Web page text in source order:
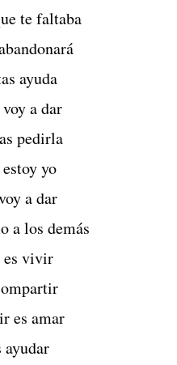
te faltaba
ayuda
a dar
pedirla
yo
a dar
a los demás
es vivir
es amar
ayudar